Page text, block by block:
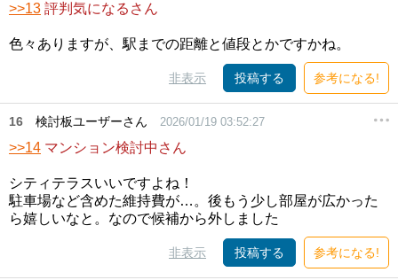
>>13 評判気になるさん
色々ありますが、駅までの距離と値段とかですかね。
非表示 投稿する 参考になる!
16 検討板ユーザーさん 2026/01/19 03:52:27
>>14 マンション検討中さん
シティテラスいいですよね！
駐車場など含めた維持費が…。後もう少し部屋が広かった
ら嬉しいなと。なので候補から外しました
非表示 投稿する 参考になる!